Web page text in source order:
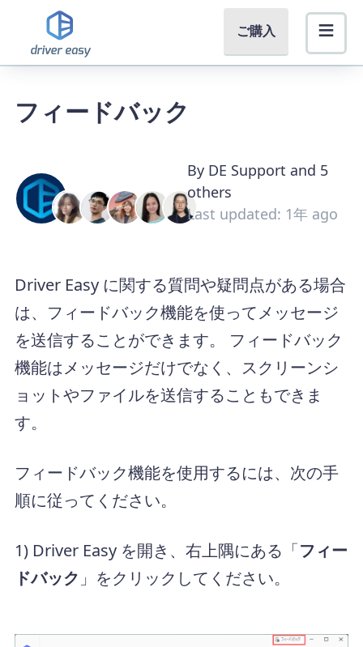
ご購入
フィードバック
By DE Support and 5
others
Last updated: 1年 ago
Driver Easy に関する質問や疑問点がある場合
は、フィードバック機能を使ってメッセージ
を送信することができます。 フィードバック
機能はメッセージだけでなく、スクリーンシ
ョットやファイルを送信することもできま
す。
フィードバック機能を使用するには、次の手
順に従ってください。
1) Driver Easy を開き、右上隅にある「フィー
ドバック 」をクリックしてください。